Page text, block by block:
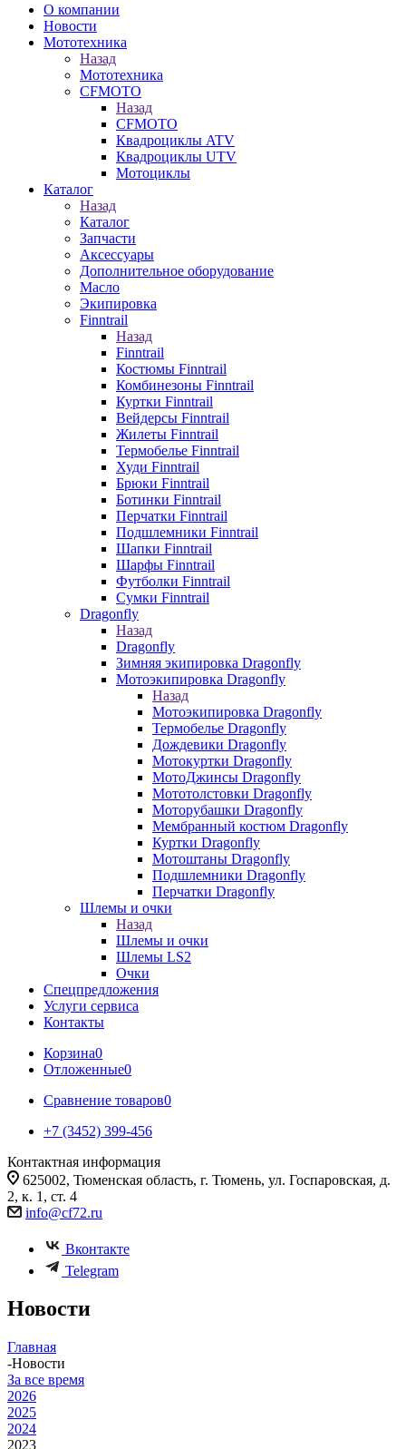
О компании
Новости
Мототехника
Назад
Мототехника
CFMOTO
Назад
CFMOTO
Квадроциклы ATV
Квадроциклы UTV
Мотоциклы
Каталог
Назад
Каталог
Запчасти
Аксессуары
Дополнительное оборудование
Масло
Экипировка
Finntrail
Назад
Finntrail
Костюмы Finntrail
Комбинезоны Finntrail
Куртки Finntrail
Вейдерсы Finntrail
Жилеты Finntrail
Термобелье Finntrail
Худи Finntrail
Брюки Finntrail
Ботинки Finntrail
Перчатки Finntrail
Подшлемники Finntrail
Шапки Finntrail
Шарфы Finntrail
Футболки Finntrail
Сумки Finntrail
Dragonfly
Назад
Dragonfly
Зимняя экипировка Dragonfly
Мотоэкипировка Dragonfly
Назад
Мотоэкипировка Dragonfly
Термобелье Dragonfly
Дождевики Dragonfly
Мотокуртки Dragonfly
МотоДжинсы Dragonfly
Мототолстовки Dragonfly
Моторубашки Dragonfly
Мембранный костюм Dragonfly
Куртки Dragonfly
Мотоштаны Dragonfly
Подшлемники Dragonfly
Перчатки Dragonfly
Шлемы и очки
Назад
Шлемы и очки
Шлемы LS2
Очки
Спецпредложения
Услуги сервиса
Контакты
Корзина0
Отложенные0
Сравнение товаров0
+7 (3452) 399-456
Контактная информация
625002, Тюменская область, г. Тюмень, ул. Госпаровская, д.
2, к. 1, ст. 4
info@cf72.ru
Вконтакте
Telegram
Новости
Главная
-Новости
За все время
2026
2025
2024
2023